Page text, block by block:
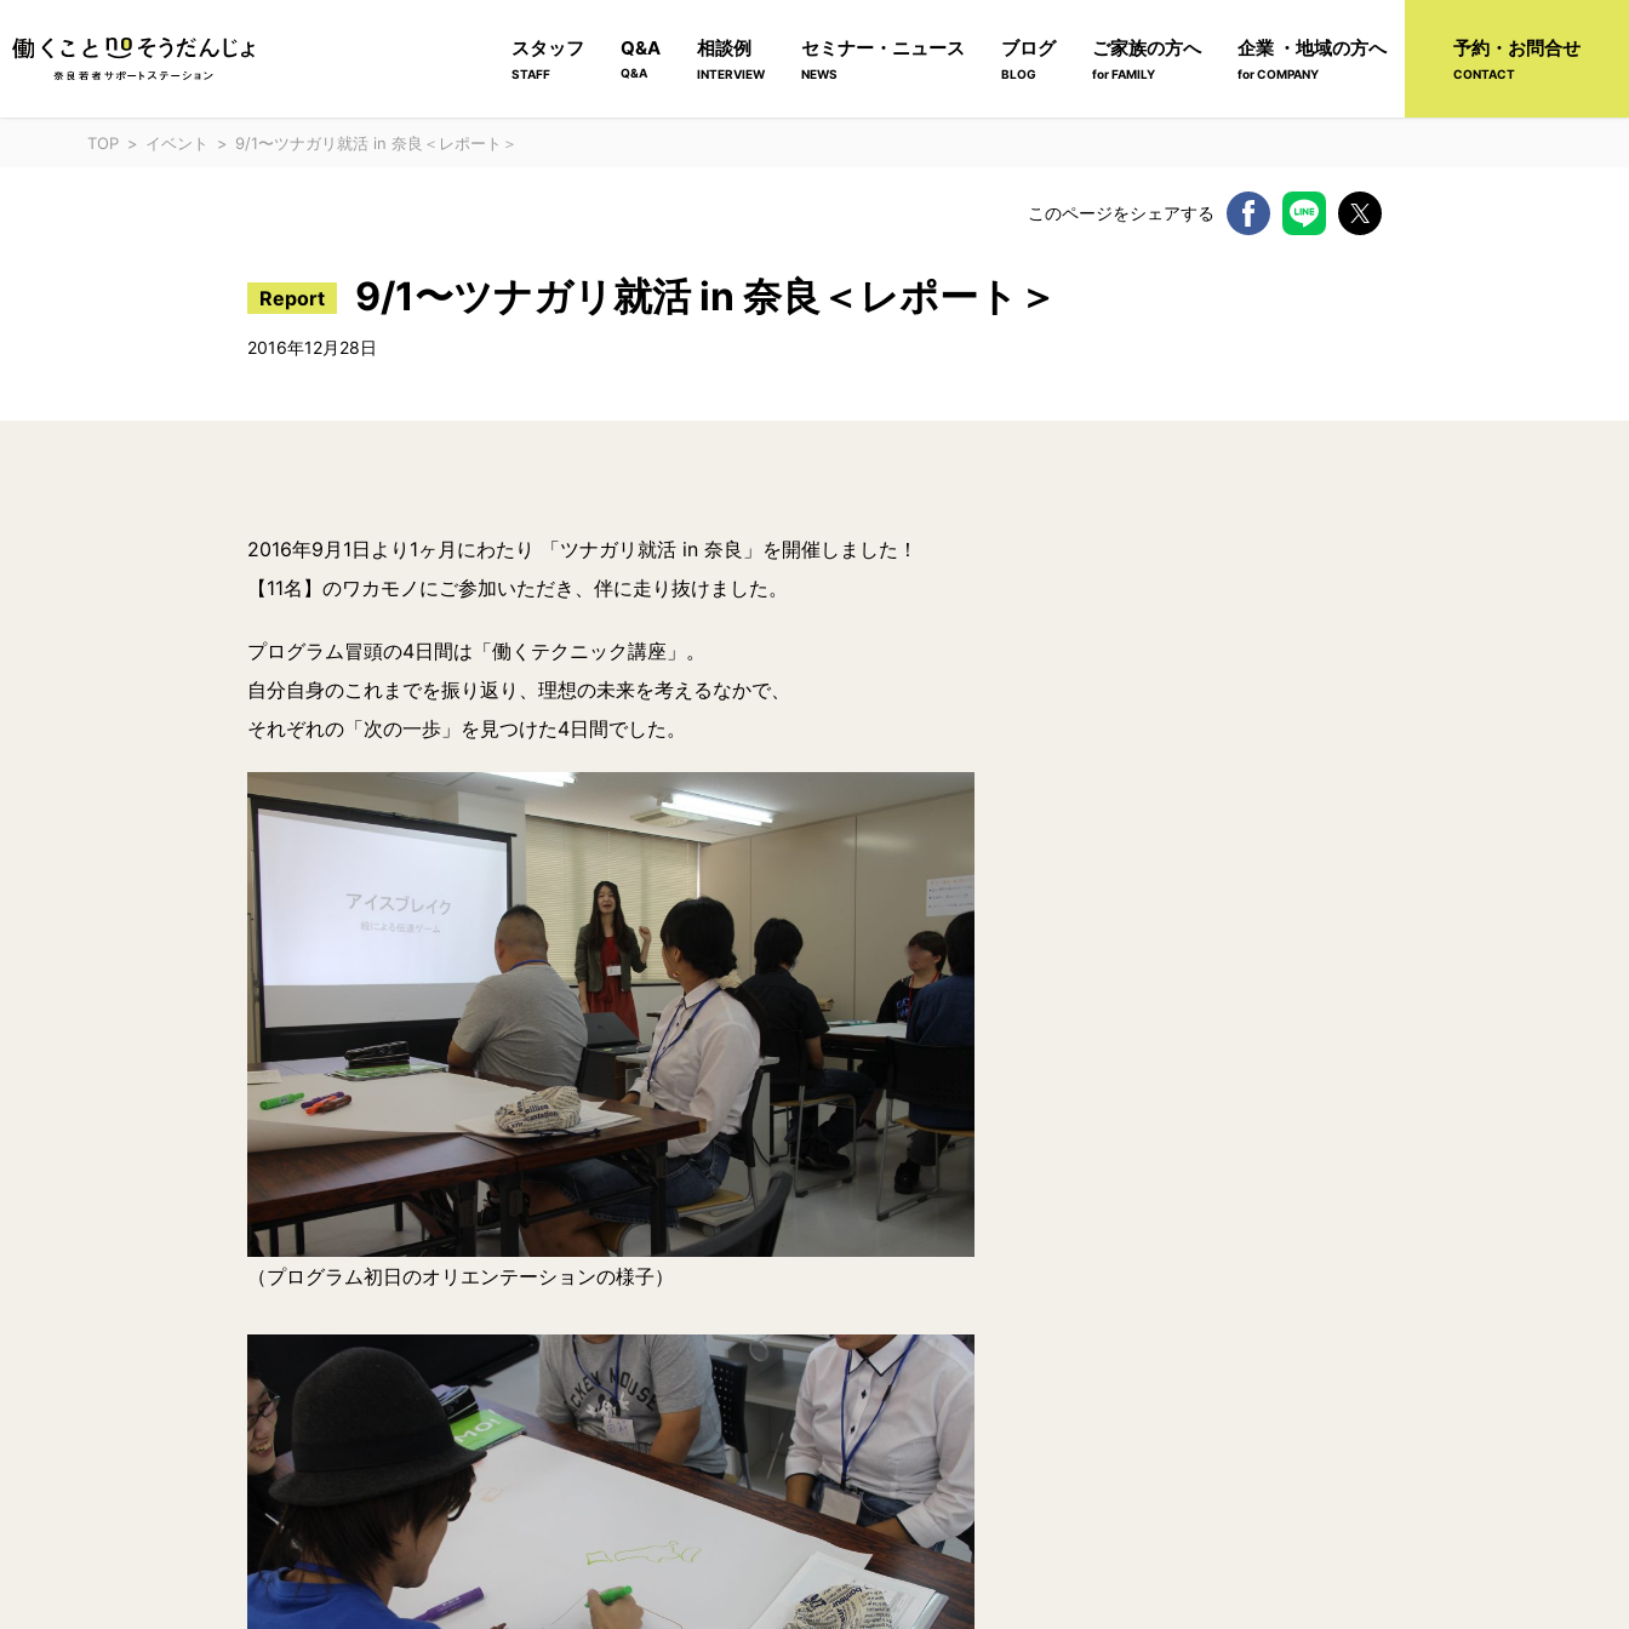
スタッフ
STAFF
Q&A
Q&A
相談例
INTERVIEW
セミナー・ニュース
NEWS
ブログ
BLOG
ご家族の方へ
for FAMILY
企業 ・地域の方へ
for COMPANY
予約・お問合せ
CONTACT
TOP イベント 9/1〜ツナガリ就活 in 奈良＜レポート＞
このページをシェアする
Report 9/1〜ツナガリ就活 in 奈良＜レポート＞
2016年12月28日
2016年9月1日より1ヶ月にわたり 「ツナガリ就活 in 奈良」を開催しました！
【11名】のワカモノにご参加いただき、伴に走り抜けました。
プログラム冒頭の4日間は「働くテクニック講座」。
自分自身のこれまでを振り返り、理想の未来を考えるなかで、
それぞれの「次の一歩」を見つけた4日間でした。
（プログラム初日のオリエンテーションの様子）